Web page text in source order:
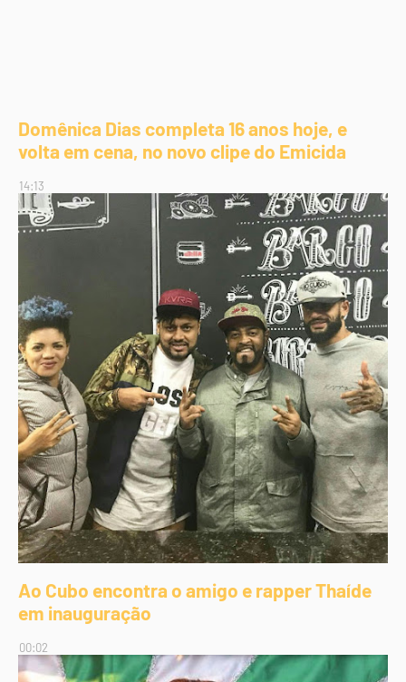
Domênica Dias completa 16 anos hoje, e
volta em cena, no novo clipe do Emicida
14:13
Ao Cubo encontra o amigo e rapper Thaíde
em inauguração
00:02